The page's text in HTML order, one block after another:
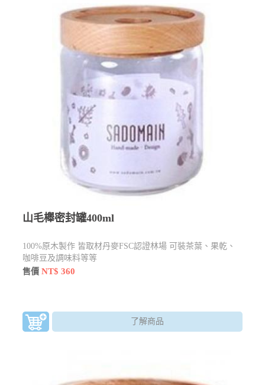
山毛櫸密封罐400ml
100%原木製作 皆取材丹麥FSC認證林場 可裝茶葉、果乾、
咖啡豆及調味料等等
售價NT$ 360
了解商品